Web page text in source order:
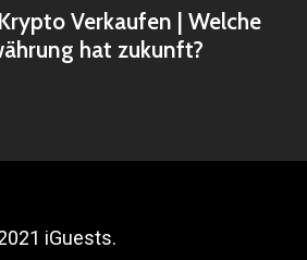
Verkaufen | Welche
hat zukunft?
iGuests.